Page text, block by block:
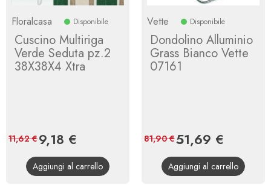
Floralcasa Disponibile
Cuscino Multiriga
Verde Seduta pz.2
38X38X4 Xtra
Prezzo
9,18 €
base
11,62 €
Aggiungi al carrello
Vette Disponibile
Dondolino Alluminio
Grass Bianco Vette
07161
Prezzo
51,69 €
base
81,90 €
Aggiungi al carrello